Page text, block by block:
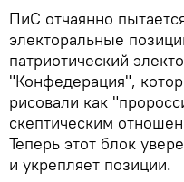
ПиС отчаянно
электоральные
патриотический
"Конфедерация",
рисовали как
скептическим
Теперь этот блок
и укрепляет позиции.